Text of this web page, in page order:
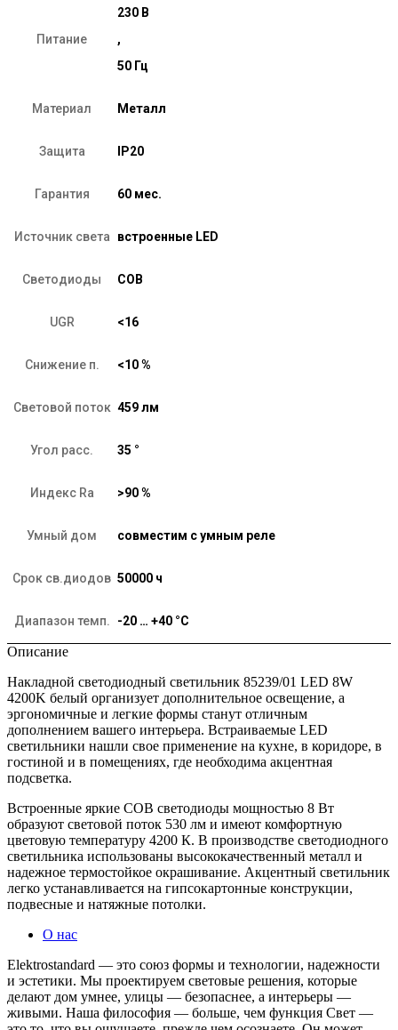
Питание
230 В
,
50 Гц
Материал Металл
Защита IP20
Гарантия 60 мес.
Источник света встроенные LED
Светодиоды COB
UGR <16
Снижение п. <10 %
Световой поток 459 лм
Угол расс. 35 °
Индекс Ra >90 %
Умный дом совместим с умным реле
Срок св.диодов 50000 ч
Диапазон темп. -20 … +40 °C
Описание
Накладной светодиодный светильник 85239/01 LED 8W
4200K белый организует дополнительное освещение, а
эргономичные и легкие формы станут отличным
дополнением вашего интерьера. Встраиваемые LED
светильники нашли свое применение на кухне, в коридоре, в
гостиной и в помещениях, где необходима акцентная
подсветка.
Встроенные яркие COB светодиоды мощностью 8 Вт
образуют световой поток 530 лм и имеют комфортную
цветовую температуру 4200 К. В производстве светодиодного
светильника использованы высококачественный металл и
надежное термостойкое окрашивание. Акцентный светильник
легко устанавливается на гипсокартонные конструкции,
подвесные и натяжные потолки.
О нас
Elektrostandard — это союз формы и технологии, надежности
и эстетики. Мы проектируем световые решения, которые
делают дом умнее, улицы — безопаснее, а интерьеры —
живыми. Наша философия — больше, чем функция Свет —